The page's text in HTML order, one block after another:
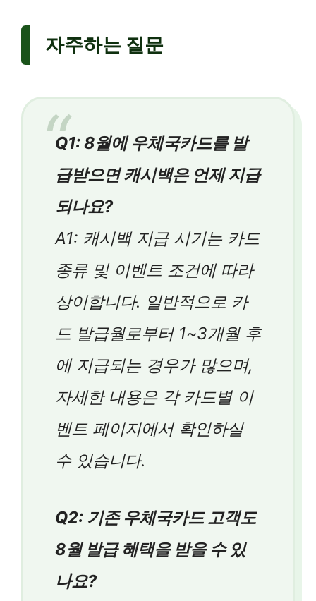
자주하는 질문
Q1: 8월에 우체국카드를 발
급받으면 캐시백은 언제 지급
되나요?
A1: 캐시백 지급 시기는 카드
종류 및 이벤트 조건에 따라
상이합니다. 일반적으로 카
드 발급월로부터 1~3개월 후
에 지급되는 경우가 많으며,
자세한 내용은 각 카드별 이
벤트 페이지에서 확인하실
수 있습니다.
Q2: 기존 우체국카드 고객도
8월 발급 혜택을 받을 수 있
나요?